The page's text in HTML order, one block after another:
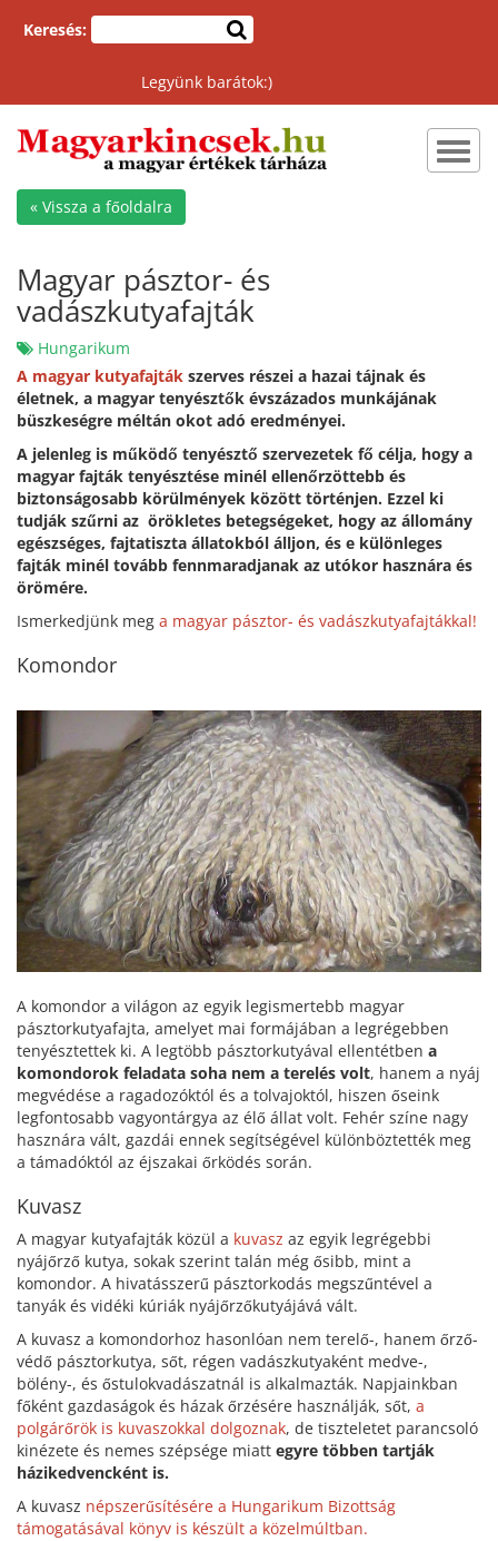
Keresés:
Legyünk barátok:)
« Vissza a főoldalra
Magyar pásztor- és
vadászkutyafajták
Hungarikum
A magyar kutyafajták szerves részei a hazai tájnak és
életnek, a magyar tenyésztők évszázados munkájának
büszkeségre méltán okot adó eredményei.
A jelenleg is működő tenyésztő szervezetek fő célja, hogy a
magyar fajták tenyésztése minél ellenőrzöttebb és
biztonságosabb körülmények között történjen. Ezzel ki
tudják szűrni az örökletes betegségeket, hogy az állomány
egészséges, fajtatiszta állatokból álljon, és e különleges
fajták minél tovább fennmaradjanak az utókor hasznára és
örömére.
Ismerkedjünk meg a magyar pásztor- és vadászkutyafajtákkal!
Komondor
A komondor a világon az egyik legismertebb magyar
pásztorkutyafajta, amelyet mai formájában a legrégebben
tenyésztettek ki. A legtöbb pásztorkutyával ellentétben a
komondorok feladata soha nem a terelés volt, hanem a nyáj
megvédése a ragadozóktól és a tolvajoktól, hiszen őseink
legfontosabb vagyontárgya az élő állat volt. Fehér színe nagy
hasznára vált, gazdái ennek segítségével különböztették meg
a támadóktól az éjszakai őrködés során.
Kuvasz
A magyar kutyafajták közül a kuvasz az egyik legrégebbi
nyájőrző kutya, sokak szerint talán még ősibb, mint a
komondor. A hivatásszerű pásztorkodás megszűntével a
tanyák és vidéki kúriák nyájőrzőkutyájává vált.
A kuvasz a komondorhoz hasonlóan nem terelő-, hanem őrző-
védő pásztorkutya, sőt, régen vadászkutyaként medve-,
bölény-, és őstulokvadászatnál is alkalmazták. Napjainkban
főként gazdaságok és házak őrzésére használják, sőt, a
polgárőrök is kuvaszokkal dolgoznak, de tiszteletet parancsoló
kinézete és nemes szépsége miatt egyre többen tartják
házikedvencként is.
A kuvasz népszerűsítésére a Hungarikum Bizottság
támogatásával könyv is készült a közelmúltban.